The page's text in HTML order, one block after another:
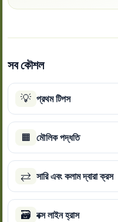
সব কৌশল
💡 প্রথম টিপস
▦ মৌলিক পদ্ধতি
⇄ সারি এবং কলাম দ্বারা ক্রস
🗃 বক্স লাইন হ্রাস